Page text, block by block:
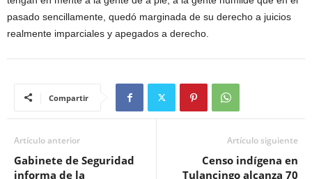
pasado sencillamente, quedó marginada de su derecho a juicios
realmente imparciales y apegados a derecho.
Compartir
Artículo anterior
Gabinete de Seguridad
informa de la
Artículo siguiente
Censo indígena en
Tulancingo alcanza 70